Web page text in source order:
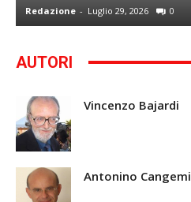
Redazione - Luglio 29, 2026 0
AUTORI
Vincenzo Bajardi
Antonino Cangemi